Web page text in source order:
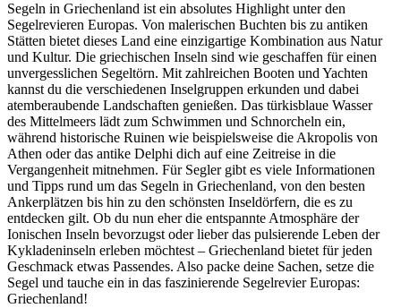
Segeln in Griechenland ist ein absolutes Highlight unter den
Segelrevieren Europas. Von malerischen Buchten bis zu antiken
Stätten bietet dieses Land eine einzigartige Kombination aus Natur
und Kultur. Die griechischen Inseln sind wie geschaffen für einen
unvergesslichen Segeltörn. Mit zahlreichen Booten und Yachten
kannst du die verschiedenen Inselgruppen erkunden und dabei
atemberaubende Landschaften genießen. Das türkisblaue Wasser
des Mittelmeers lädt zum Schwimmen und Schnorcheln ein,
während historische Ruinen wie beispielsweise die Akropolis von
Athen oder das antike Delphi dich auf eine Zeitreise in die
Vergangenheit mitnehmen. Für Segler gibt es viele Informationen
und Tipps rund um das Segeln in Griechenland, von den besten
Ankerplätzen bis hin zu den schönsten Inseldörfern, die es zu
entdecken gilt. Ob du nun eher die entspannte Atmosphäre der
Ionischen Inseln bevorzugst oder lieber das pulsierende Leben der
Kykladeninseln erleben möchtest – Griechenland bietet für jeden
Geschmack etwas Passendes. Also packe deine Sachen, setze die
Segel und tauche ein in das faszinierende Segelrevier Europas:
Griechenland!